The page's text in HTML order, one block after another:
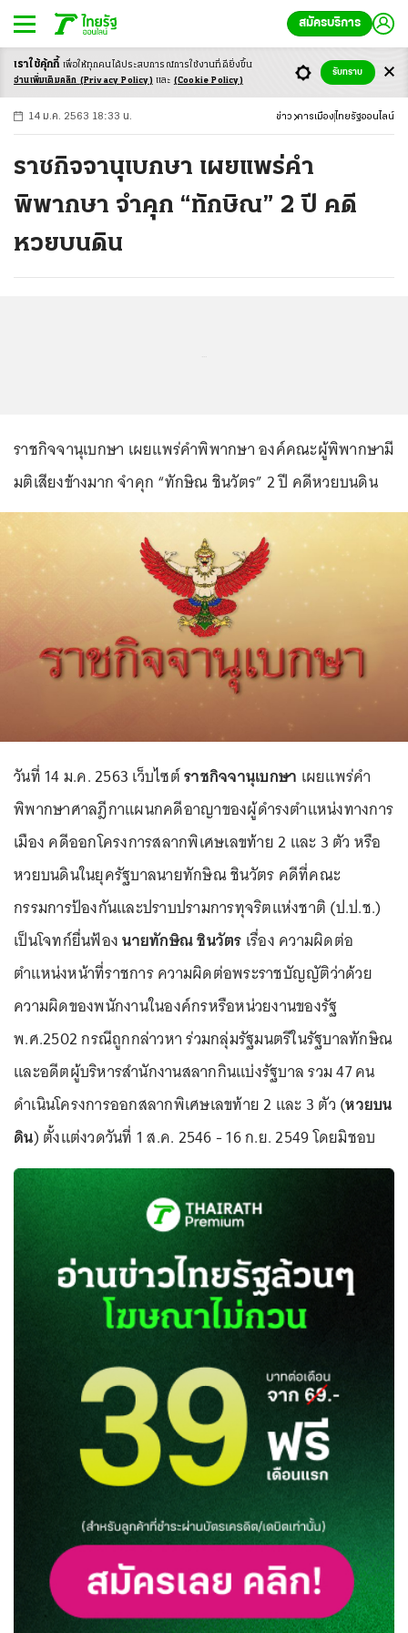
สมัครบริการ
-ก ก ก+
14 ม.ค. 2563 18:33 น. ข่าว การเมือง ไทยรัฐออนไลน์
ราชกิจจานุเบกษา เผยแพร่คำ
พิพากษา จำคุก “ทักษิณ” 2 ปี คดี
หวยบนดิน
ราชกิจจานุเบกษา เผยแพร่คำพิพากษา องค์คณะผู้พิพากษามี
มติเสียงข้างมาก จำคุก “ทักษิณ ชินวัตร” 2 ปี คดีหวยบนดิน
วันที่ 14 ม.ค. 2563 เว็บไซต์ราชกิจจานุเบกษา เผยแพร่คำ
พิพากษาศาลฎีกาแผนกคดีอาญาของผู้ดำรงตำแหน่งทางการ
เมือง คดีออกโครงการสลากพิเศษเลขท้าย 2 และ 3 ตัว หรือ
หวยบนดินในยุครัฐบาลนายทักษิณ ชินวัตร คดีที่คณะ
กรรมการป้องกันและปราบปรามการทุจริตแห่งชาติ (ป.ป.ช.)
เป็นโจทก์ยื่นฟ้องนายทักษิณ ชินวัตร เรื่อง ความผิดต่อ
ตำแหน่งหน้าที่ราชการ ความผิดต่อพระราชบัญญัติว่าด้วย
ความผิดของพนักงานในองค์กรหรือหน่วยงานของรัฐ
พ.ศ.2502 กรณีถูกกล่าวหา ร่วมกลุ่มรัฐมนตรีในรัฐบาลทักษิณ
และอดีตผู้บริหารสำนักงานสลากกินแบ่งรัฐบาล รวม 47 คน
ดำเนินโครงการออกสลากพิเศษเลขท้าย 2 และ 3 ตัว (หวยบน
ดิน) ตั้งแต่งวดวันที่ 1 ส.ค. 2546 - 16 ก.ย. 2549 โดยมิชอบ
เราใช้คุ้กกี้ เพื่อให้ทุกคนได้ประสบการณ์การใช้งานที่ดียิ่งขึ้น
อ่านเพิ่มเติมคลิก (Privacy Policy) และ (Cookie Policy)
รับทราบ